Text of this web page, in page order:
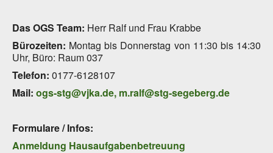
Das OGS Team: Herr Ralf und Frau Krabbe
Bürozeiten: Montag bis Donnerstag von 11:30 bis 14:30
Uhr, Büro: Raum 037
Telefon: 0177-6128107
Mail: ogs-stg@vjka.de, m.ralf@stg-segeberg.de
Formulare / Infos:
Anmeldung Hausaufgabenbetreuung